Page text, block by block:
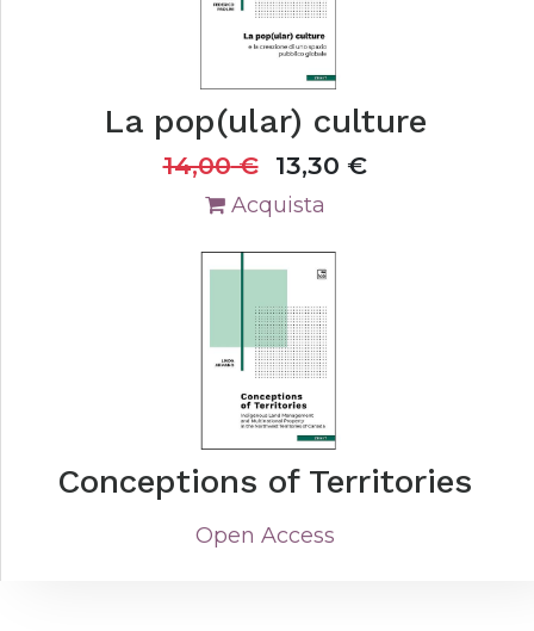
La pop(ular) culture
14,00€ 13,30 €
Acquista
Conceptions of Territories
Open Access